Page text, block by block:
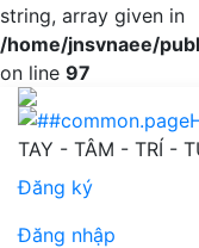
string, array given in
/home/jnsvnaee/
on line 97
Thực trạng rối loạn
TAY - TÂM - TRÍ -
Đăng ký
Đăng nhập